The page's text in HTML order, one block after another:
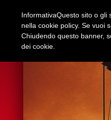
InformativaQuesto sito o gli
nella cookie policy. Se vuoi
Chiudendo questo banner,
dei cookie.